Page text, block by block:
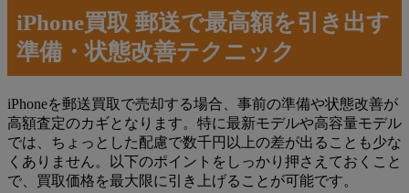
iPhone買取 郵送で最高額を引き出す
準備・状態改善テクニック
iPhoneを郵送買取で売却する場合、事前の準備や状態改善が
高額査定のカギとなります。特に最新モデルや高容量モデル
では、ちょっとした配慮で数千円以上の差が出ることも少な
くありません。以下のポイントをしっかり押さえておくこと
で、買取価格を最大限に引き上げることが可能です。